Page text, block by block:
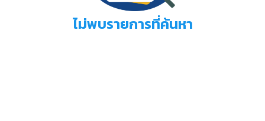
ไม่พบรายการที่ค้นหา